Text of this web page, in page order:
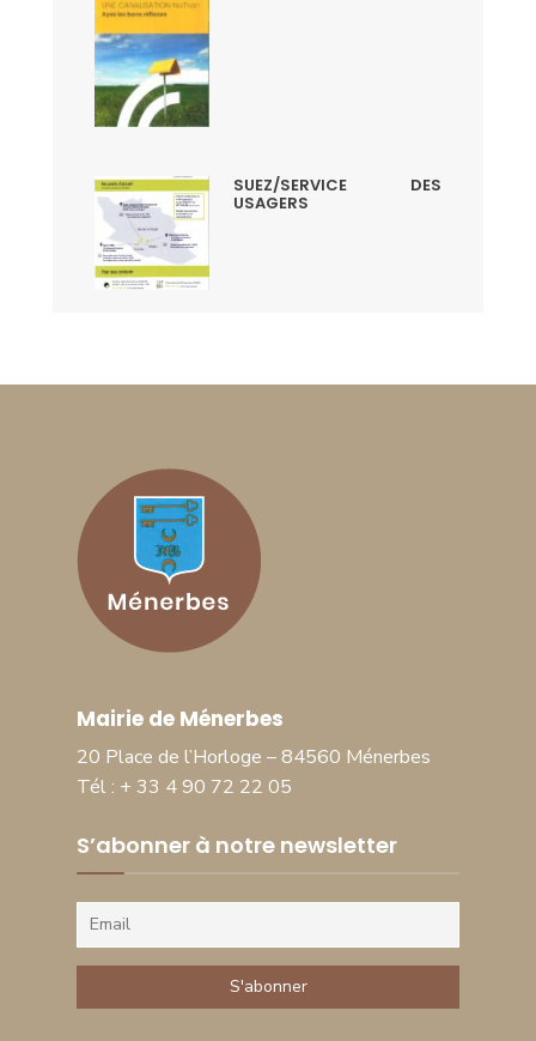
SUEZ/SERVICE DES
USAGERS
Mairie de Ménerbes
20 Place de l’Horloge – 84560 Ménerbes
Tél : + 33 4 90 72 22 05
S’abonner à notre newsletter